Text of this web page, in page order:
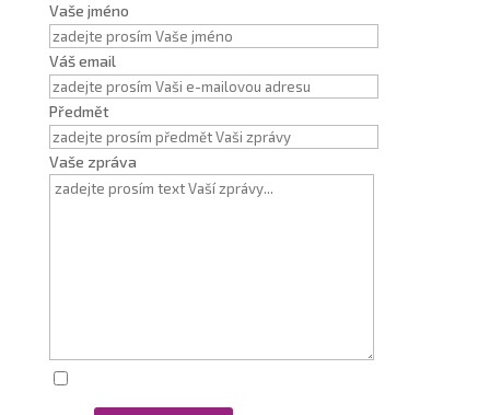
Vaše jméno
Váš email
Předmět
Vaše zpráva